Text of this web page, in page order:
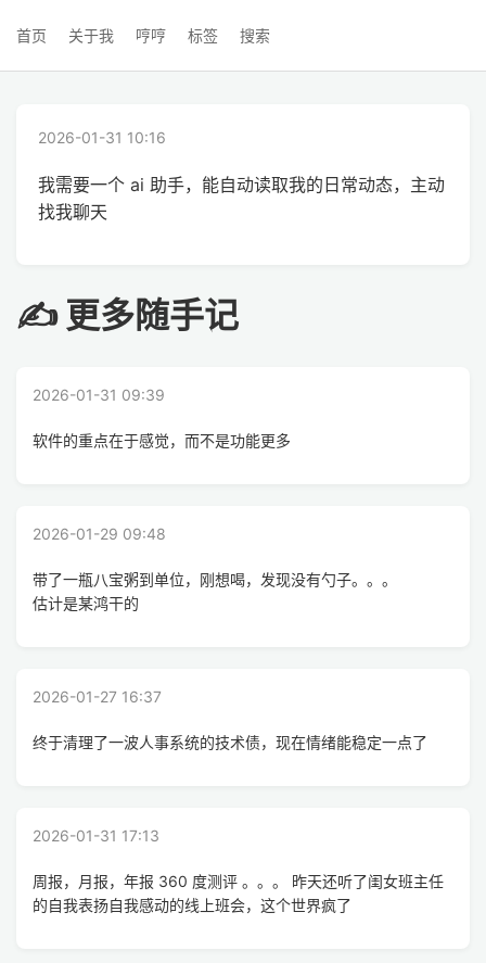
首页 关于我 哼哼 标签 搜索
2026-01-31 10:16
我需要一个 ai 助手，能自动读取我的日常动态，主动
找我聊天
✍ 更多随手记
2026-01-31 09:39
软件的重点在于感觉，而不是功能更多
2026-01-29 09:48
带了一瓶八宝粥到单位，刚想喝，发现没有勺子。。。
估计是某鸿干的
2026-01-27 16:37
终于清理了一波人事系统的技术债，现在情绪能稳定一点了
2026-01-31 17:13
周报，月报，年报 360 度测评 。。。 昨天还听了闺女班主任
的自我表扬自我感动的线上班会，这个世界疯了